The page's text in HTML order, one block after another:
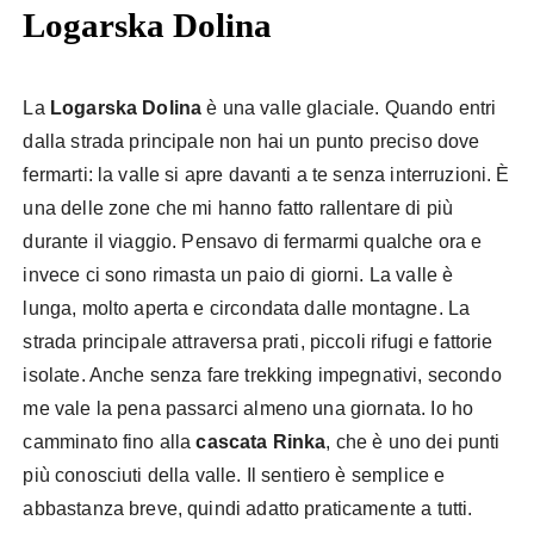
Logarska Dolina
La Logarska Dolina è una valle glaciale. Quando entri
dalla strada principale non hai un punto preciso dove
fermarti: la valle si apre davanti a te senza interruzioni. È
una delle zone che mi hanno fatto rallentare di più
durante il viaggio. Pensavo di fermarmi qualche ora e
invece ci sono rimasta un paio di giorni. La valle è
lunga, molto aperta e circondata dalle montagne. La
strada principale attraversa prati, piccoli rifugi e fattorie
isolate. Anche senza fare trekking impegnativi, secondo
me vale la pena passarci almeno una giornata. Io ho
camminato fino allacascata Rinka, che è uno dei punti
più conosciuti della valle. Il sentiero è semplice e
abbastanza breve, quindi adatto praticamente a tutti.